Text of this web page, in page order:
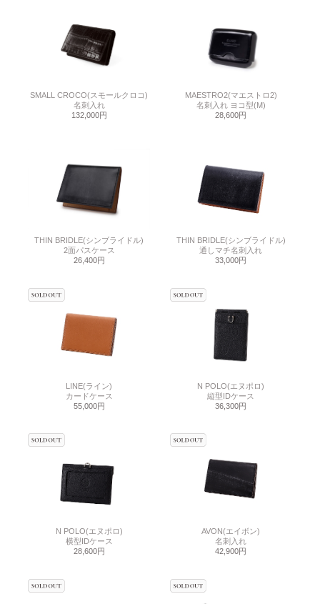
SMALL CROCO(スモールクロコ)
名刺入れ
132,000円
MAESTRO2(マエストロ2)
名刺入れ ヨコ型(M)
28,600円
THIN BRIDLE(シンブライドル)
2面パスケース
26,400円
THIN BRIDLE(シンブライドル)
通しマチ名刺入れ
33,000円
LINE(ライン)
カードケース
55,000円
N POLO(エヌポロ)
縦型IDケース
36,300円
N POLO(エヌポロ)
横型IDケース
28,600円
AVON(エイボン)
名刺入れ
42,900円